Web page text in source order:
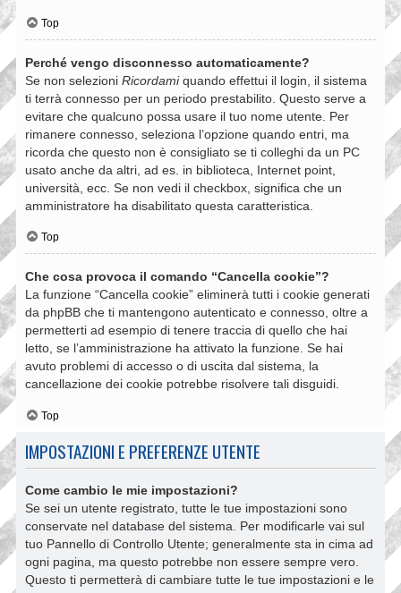
Top
Perché vengo disconnesso automaticamente?
Se non selezioni Ricordamiquando effettui il login, il sistema
ti terrà connesso per un periodo prestabilito. Questo serve a
evitare che qualcuno possa usare il tuo nome utente. Per
rimanere connesso, seleziona l’opzione quando entri, ma
ricorda che questo non è consigliato se ti colleghi da un PC
usato anche da altri, ad es. in biblioteca, Internet point,
università, ecc. Se non vedi il checkbox, significa che un
amministratore ha disabilitato questa caratteristica.
Top
Che cosa provoca il comando “Cancella cookie”?
La funzione “Cancella cookie” eliminerà tutti i cookie generati
da phpBB che ti mantengono autenticato e connesso, oltre a
permetterti ad esempio di tenere traccia di quello che hai
letto, se l’amministrazione ha attivato la funzione. Se hai
avuto problemi di accesso o di uscita dal sistema, la
cancellazione dei cookie potrebbe risolvere tali disguidi.
Top
IMPOSTAZIONI E PREFERENZE UTENTE
Come cambio le mie impostazioni?
Se sei un utente registrato, tutte le tue impostazioni sono
conservate nel database del sistema. Per modificarle vai sul
tuo Pannello di Controllo Utente; generalmente sta in cima ad
ogni pagina, ma questo potrebbe non essere sempre vero.
Questo ti permetterà di cambiare tutte le tue impostazioni e le